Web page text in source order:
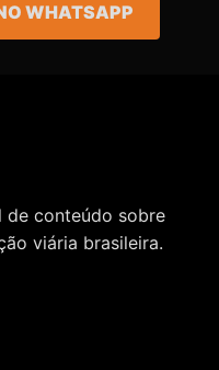
WHATSAPP
de conteúdo sobre
viária brasileira.